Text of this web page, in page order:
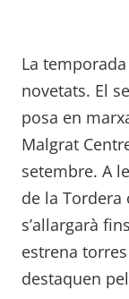
La
novetats. El
posa en
Malgrat
setembre. A
de la Tordera
s’allargarà
estrena
destaquen